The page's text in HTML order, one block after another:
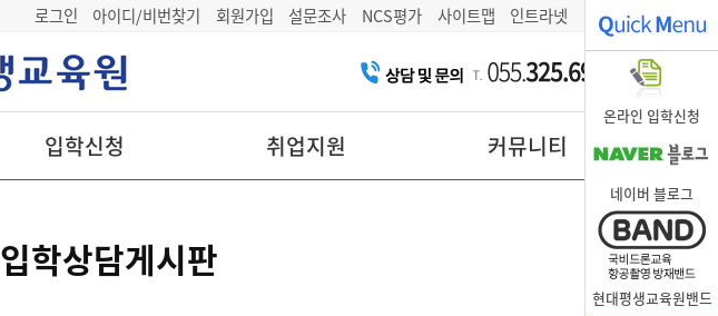
로그인 아이디/비번찾기 회원가입 설문조사 NCS평가 사이트맵 인트라넷
입학신청 취업지원 커뮤니티
입학상담게시판
온라인 입학신청
네이버 블로그
현대평생교육원밴드